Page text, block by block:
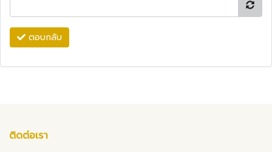
ตอบกลับ
ติดต่อเรา